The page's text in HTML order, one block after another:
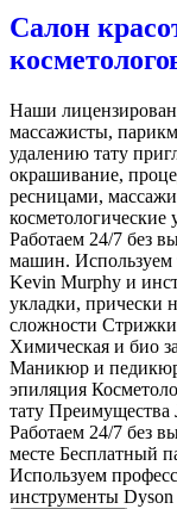
Салон
Наши
массажисты,
удалению тату
окрашивание,
ресницами,
Работаем 24/7 без
машин. Используем
Kevin Murphy и
укладки, прически
сложности
Химическая и био
Маникюр и педикюр
эпиляция
тату
Работаем 24/7 без
месте Бесплатный
Используем
инструменты Dyson